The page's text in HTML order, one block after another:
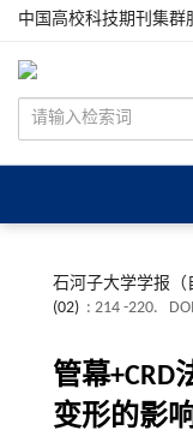
中国高校科技期刊集群
石河子大学学报（
(02) : 214 -220.
管幕
变形的影响